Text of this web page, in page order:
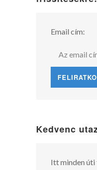
Email cím:
Kedvenc
Itt minden úti